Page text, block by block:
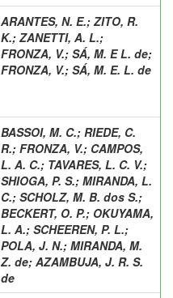
ARANTES, N. E.; ZITO, R.
K.; ZANETTI, A. L.;
FRONZA, V.; SÁ, M. E L. de;
FRONZA, V.; SÁ, M. E. L. de
BASSOI, M. C.; RIEDE, C.
R.; FRONZA, V.; CAMPOS,
L. A. C.; TAVARES, L. C. V.;
SHIOGA, P. S.; MIRANDA, L.
C.; SCHOLZ, M. B. dos S.;
BECKERT, O. P.; OKUYAMA,
L. A.; SCHEEREN, P. L.;
POLA, J. N.; MIRANDA, M.
Z. de; AZAMBUJA, J. R. S.
de